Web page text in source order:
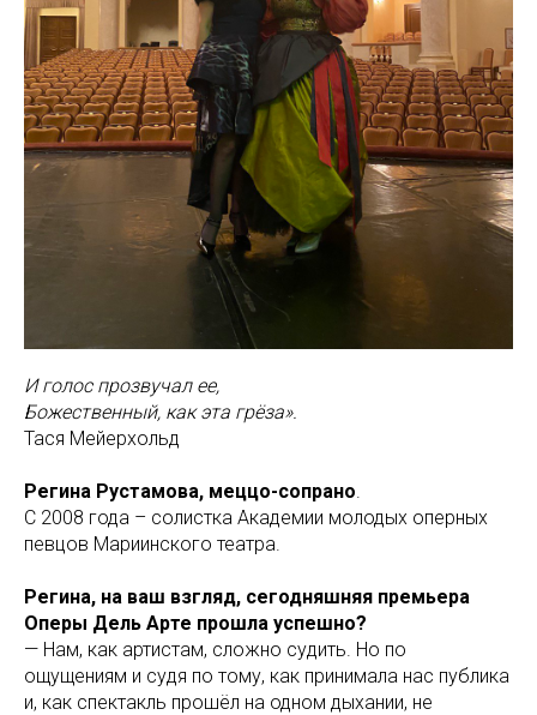
И голос прозвучал ее,
Божественный, как эта грёза».
Тася Мейерхольд
Регина Рустамова, меццо-сопрано
С 2008 года – солистка Академии молодых оперных
певцов Мариинского театра.
Регина, на ваш взгляд, сегодняшняя премьера
Оперы Дель Арте прошла успешно?
— Нам, как артистам, сложно судить. Но по
ощущениям и судя по тому, как принимала нас публика
и, как спектакль прошёл на одном дыхании, не